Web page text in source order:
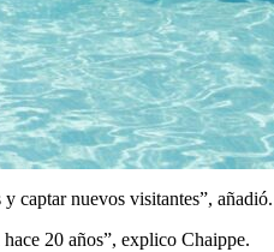
captar nuevos visitantes”, añadió.
20 años”, explico Chaippe.